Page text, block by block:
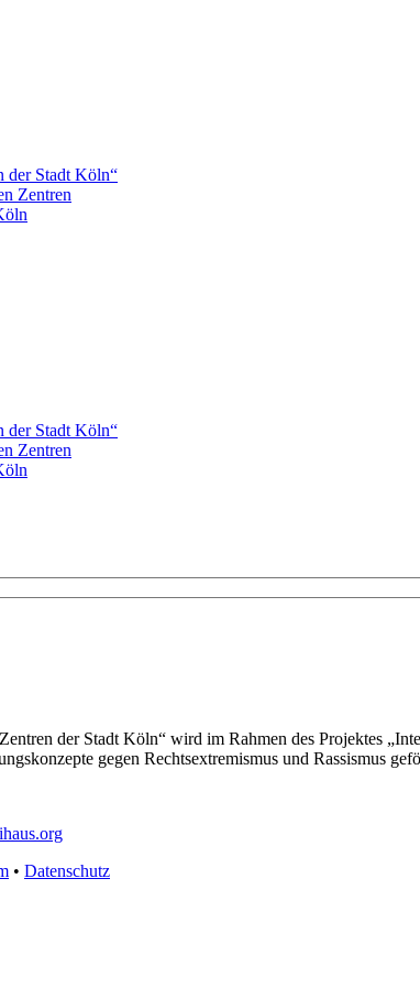
der Stadt Köln“
Zentren
der Stadt Köln“
Zentren
der Stadt Köln“ wird im Rahmen des Projektes
gegen Rechtsextremismus und Rassismus
• Datenschutz